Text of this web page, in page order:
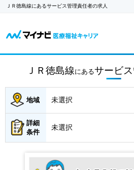
ＪＲ徳島線にあるサービス管理責任者の求人
ＪＲ徳島線 にあるサービ
地域 未選択
詳細
条件
未選択